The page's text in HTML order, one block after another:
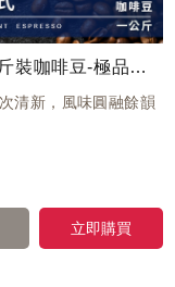
Tiamo 一公斤裝咖啡豆-極品義式 1kg
清新，風味圓融餘韻
立即購買